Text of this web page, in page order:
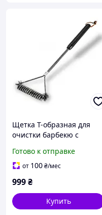
Щетка Т-образная для
очистки барбекю с
см (Accessories Basic),
Weber
Готово к отправке
от 100₴/мес
999₴
Купить